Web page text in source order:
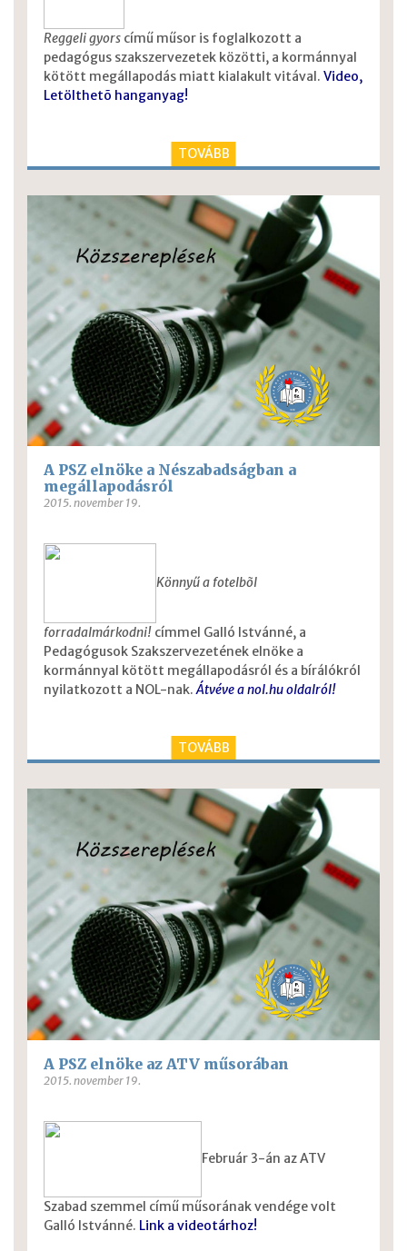
Reggeli gyorscímű műsor is foglalkozott a
pedagógus szakszervezetek közötti, a kormánnyal
kötött megállapodás miatt kialakult vitával. Video,
Letölthetõ hanganyag!
TOVÁBB
A PSZ elnöke a Nészabadságban a
megállapodásról
2015. november 19.
Könnyű a fotelbõl
forradalmárkodni!címmel Galló Istvánné, a
Pedagógusok Szakszervezetének elnöke a
kormánnyal kötött megállapodásról és a bírálókról
nyilatkozott a NOL-nak.Átvéve a nol.hu oldalról!
TOVÁBB
A PSZ elnöke az ATV műsorában
2015. november 19.
Február 3-án az ATV
Szabad szemmel című műsorának vendége volt
Galló Istvánné. Link a videotárhoz!